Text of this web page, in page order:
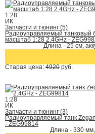
1:28
ИК
Запчасти и тюнинг (5)
Радиоуправляемый танковый
масштаб 1:28 2.4GHz -
Длина - 25 см,
Старая цена: 4920 руб.
1:28
ИК
Запчасти и тюнинг (3)
Радиоуправляемый танк
- ZEG99814
Длина - 330